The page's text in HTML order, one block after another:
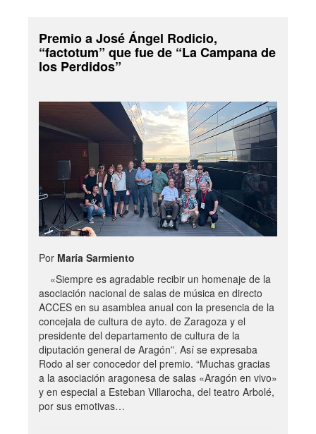
Premio a José Ángel Rodicio,
“factotum” que fue de “La Campana de
los Perdidos”
Por María Sarmiento
«Siempre es agradable recibir un homenaje de la
asociación nacional de salas de música en directo
ACCES en su asamblea anual con la presencia de la
concejala de cultura de ayto. de Zaragoza y el
presidente del departamento de cultura de la
diputación general de Aragón”. Así se expresaba
Rodo al ser conocedor del premio. “Muchas gracias
a la asociación aragonesa de salas «Aragón en vivo»
y en especial a Esteban Villarocha, del teatro Arbolé,
por sus emotivas…